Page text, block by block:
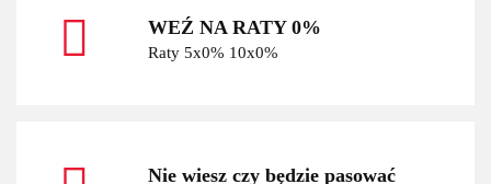
WEŹ NA RATY 0%
Raty 5x0% 10x0%
Nie wiesz czy będzie pasować